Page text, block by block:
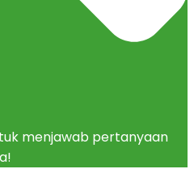
menjawab pertanyaan